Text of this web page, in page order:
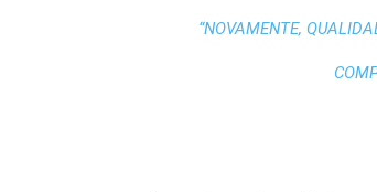
“NOVAMENTE,